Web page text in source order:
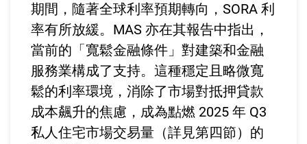
期間，隨著全球利率預期轉向，SORA 利
率有所放緩。MAS 亦在其報告中指出，
當前的「寬鬆金融條件」對建築和金融
服務業構成了支持。這種穩定且略微寬
鬆的利率環境，消除了市場對抵押貸款
成本飆升的焦慮，成為點燃 2025 年 Q3
私人住宅市場交易量（詳見第四節）的